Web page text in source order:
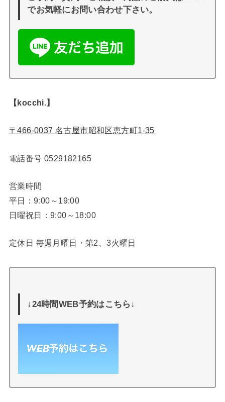
でお気軽にお問い合わせ下さい。
【kocchi.】
〒466-0037 名古屋市昭和区恵方町1-35
電話番号 0529182165
営業時間
平日：9:00～19:00
日曜祝日：9:00～18:00
定休日 毎週月曜日・第2、3火曜日
↓24時間WEB予約はこちら↓